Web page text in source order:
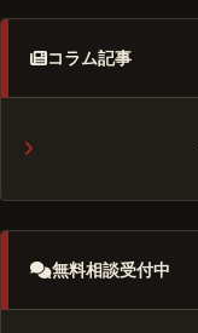
コラム記事
無料相談受付中